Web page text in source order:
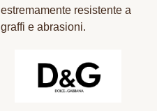
estremamente resistente a
graffi e abrasioni.